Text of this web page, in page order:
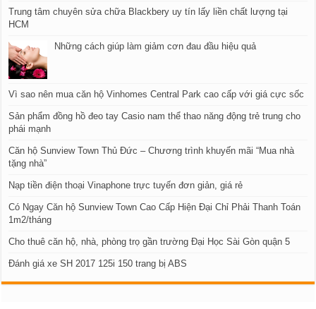
Trung tâm chuyên sửa chữa Blackbery uy tín lấy liền chất lượng tại
HCM​
Những cách giúp làm giảm cơn đau đầu hiệu quả
Vì sao nên mua căn hộ Vinhomes Central Park cao cấp với giá cực sốc
Sản phẩm đồng hồ đeo tay Casio nam thể thao năng động trẻ trung cho
phái mạnh
Căn hộ Sunview Town Thủ Đức – Chương trình khuyến mãi “Mua nhà
tặng nhà”
Nạp tiền điện thoại Vinaphone trực tuyến đơn giản, giá rẻ
Có Ngay Căn hộ Sunview Town Cao Cấp Hiện Đại Chỉ Phải Thanh Toán
1m2/tháng
Cho thuê căn hộ, nhà, phòng trọ gần trường Đại Học Sài Gòn quận 5
Đánh giá xe SH 2017 125i 150 trang bị ABS